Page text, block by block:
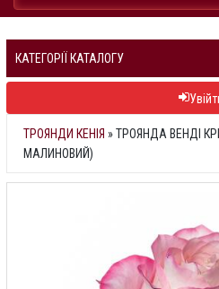
КАТЕГОРІЇ КАТАЛОГУ
ТРОЯНДИ КЕНІЯ »ТРОЯНДА ВЕНДІ
МАЛИНОВИЙ)